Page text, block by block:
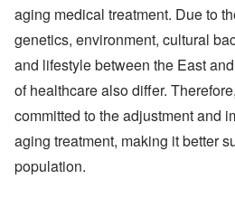
aging medical treatment. Due to
genetics, environment, cultural
and lifestyle between the East
of healthcare also differ.
committed to the adjustment and
aging treatment, making it better
population.